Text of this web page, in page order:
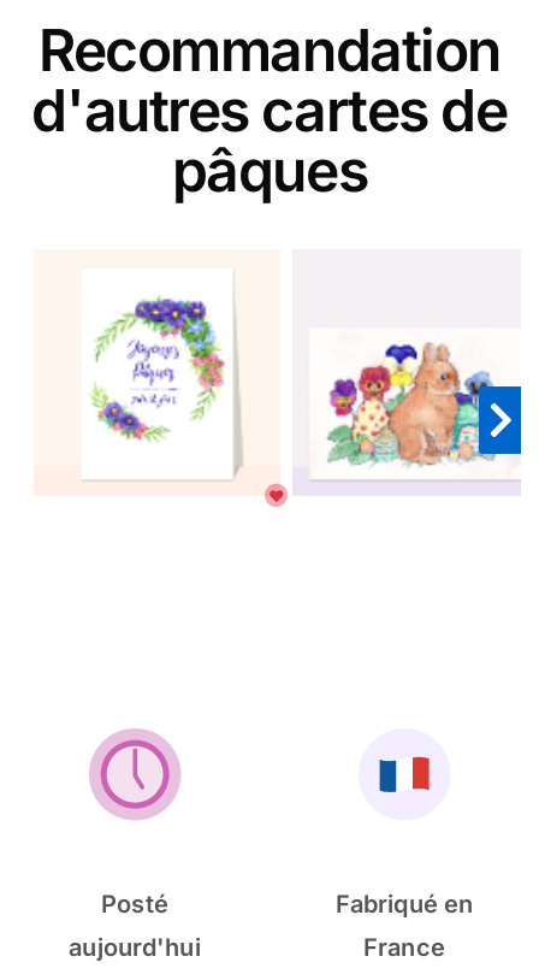
Recommandation
d'autres cartes de
pâques
Posté
aujourd'hui
Fabriqué en
France